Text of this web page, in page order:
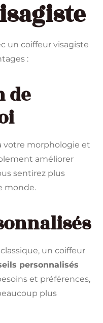
un coiffeur visagiste
:
de
votre morphologie et
améliorer
sentirez plus
monde.
un coiffeur
personnalisés
et préférences,
plus